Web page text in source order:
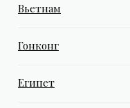
Вьетнам
Гонконг
Египет